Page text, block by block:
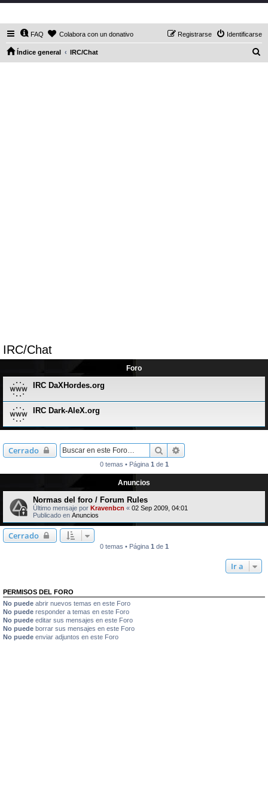
FAQ Colabora con un donativo Identificarse
Registrarse
Índice general IRC/Chat
IRC/Chat
Foro
IRC DaXHordes.org
IRC Dark-AleX.org
Cerrado Buscar
0 temas • Página 1 de 1
Anuncios
Normas del foro / Forum Rules
Último mensaje por Kravenbcn « 02 Sep 2009, 04:01
Publicado en Anuncios
Cerrado
0 temas • Página 1 de 1
Ir a
PERMISOS DEL FORO
No puede abrir nuevos temas en este Foro
No puede responder a temas en este Foro
No puede editar sus mensajes en este Foro
No puede borrar sus mensajes en este Foro
No puede enviar adjuntos en este Foro